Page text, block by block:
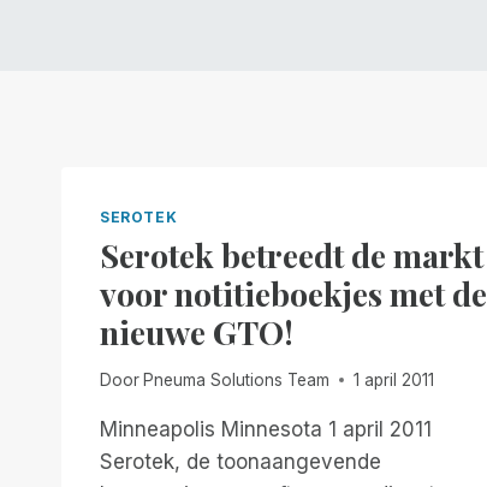
SEROTEK
Serotek betreedt de markt
voor notitieboekjes met de
nieuwe GTO!
DoorPneuma Solutions Team 1 april 2011
Minneapolis Minnesota 1 april 2011
Serotek, de toonaangevende